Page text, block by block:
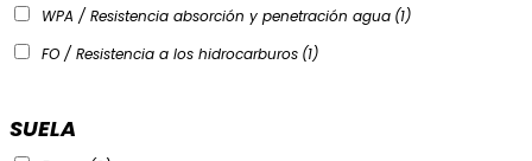
WPA / Resistencia absorción y penetración agua (1)
FO / Resistencia a los hidrocarburos (1)
SUELA